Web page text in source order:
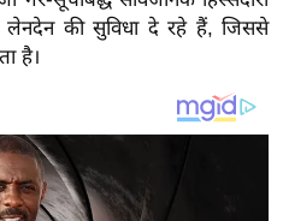
लेनदेन की सुविधा दे रहे हैं, जिससे
है।